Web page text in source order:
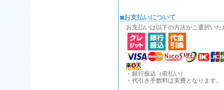
■お支払いについて
お支払いは以下の方法がご選択いた
・銀行振込（前払い）
・代引き手数料は実費となります。